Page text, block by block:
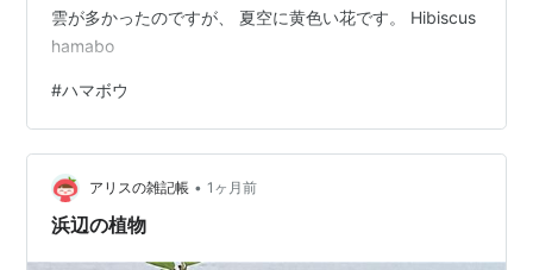
雲が多かったのですが、 夏空に黄色い花です。 Hibiscus
hamabo
#ハマボウ
アリスの雑記帳 • 1ヶ月前
浜辺の植物